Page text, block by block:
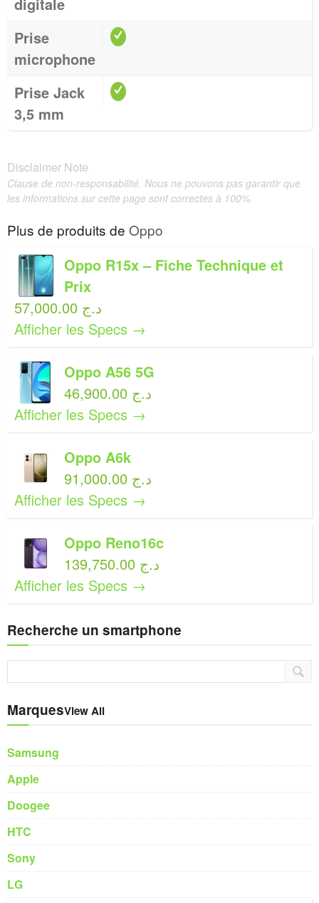
Prise
microphone
Prise Jack
3,5 mm
Disclaimer Note
Clause de non-responsabilité. Nous ne pouvons pas garantir que
les informations sur cette page sont correctes à 100%.
Plus de produits de Oppo
Oppo R15x – Fiche Technique et
Prix
57,000.00 د.ج
Afficher les Specs →
Oppo A56 5G
46,900.00 د.ج
Afficher les Specs →
Oppo A6k
91,000.00 د.ج
Afficher les Specs →
Oppo Reno16c
139,750.00 د.ج
Afficher les Specs →
Recherche un smartphone
MarquesView All
Samsung
Apple
Doogee
HTC
Sony
LG